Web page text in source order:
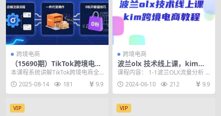
跨境电商
（15690期）TikTok跨境电商
全流程运营：店铺注册流程，
一件代发操作，0粉开橱窗技
巧
本课程系统讲解TikTok跨境电商全
流程运营，基础模块涵盖店铺注
册、回款设置、一...
2025-08-14 181 9.9
跨境电商
波兰olx 技术线上课，kim跨
境电商教程
课程内容： 1-1波兰OLX流量分析 2
-2波兰olx注册(上) 3-3波兰ol...
2024-06-10 212 9.9
VIP VIP